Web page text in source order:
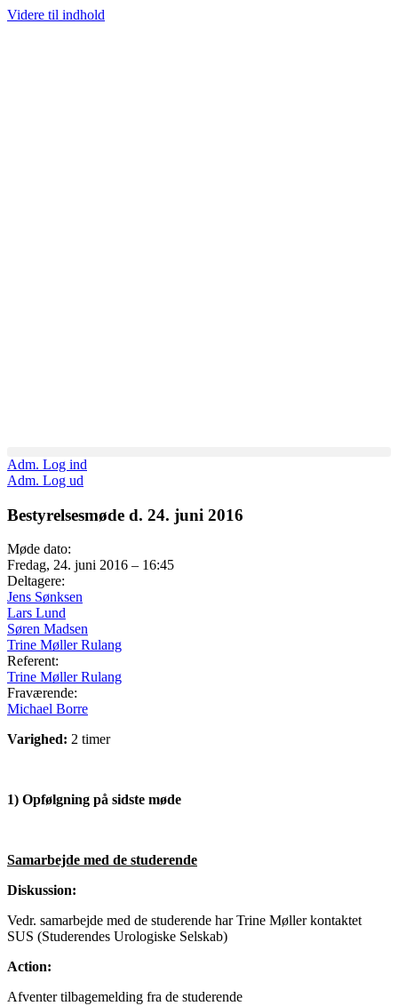
Videre til indhold
Adm. Log ind
Adm. Log ud
Bestyrelsesmøde d. 24. juni 2016
Møde dato:
Fredag, 24. juni 2016 – 16:45
Deltagere:
Jens Sønksen
Lars Lund
Søren Madsen
Trine Møller Rulang
Referent:
Trine Møller Rulang
Fraværende:
Michael Borre
Varighed: 2 timer
1) Opfølgning på sidste møde
Samarbejde med de studerende
Diskussion:
Vedr. samarbejde med de studerende har Trine Møller kontaktet
SUS (Studerendes Urologiske Selskab)
Action:
Afventer tilbagemelding fra de studerende